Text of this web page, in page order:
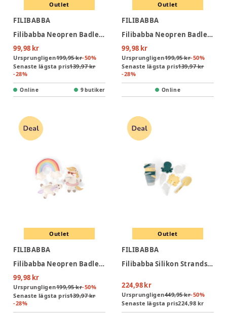
Outlet
FILIBABBA
Filibabba Neopren Badleksak - Unicorn-Koppar
99,98 kr
Ursprungligen199,95 kr-50%
Senaste lägsta pris139,97 kr
-28%
Online 9 butiker
Outlet
FILIBABBA
Filibabba Neopren Badleksak - Ocean Friends
99,98 kr
Ursprungligen199,95 kr-50%
Senaste lägsta pris139,97 kr
-28%
Online
Outlet
FILIBABBA
Filibabba Neopren Badleksak - Unicorns
99,98 kr
Ursprungligen199,95 kr-50%
Senaste lägsta pris139,97 kr
-28%
Outlet
FILIBABBA
Filibabba Silikon Strandset – Konfetti
224,98 kr
Ursprungligen449,95 kr-50%
Senaste lägsta pris224,98 kr